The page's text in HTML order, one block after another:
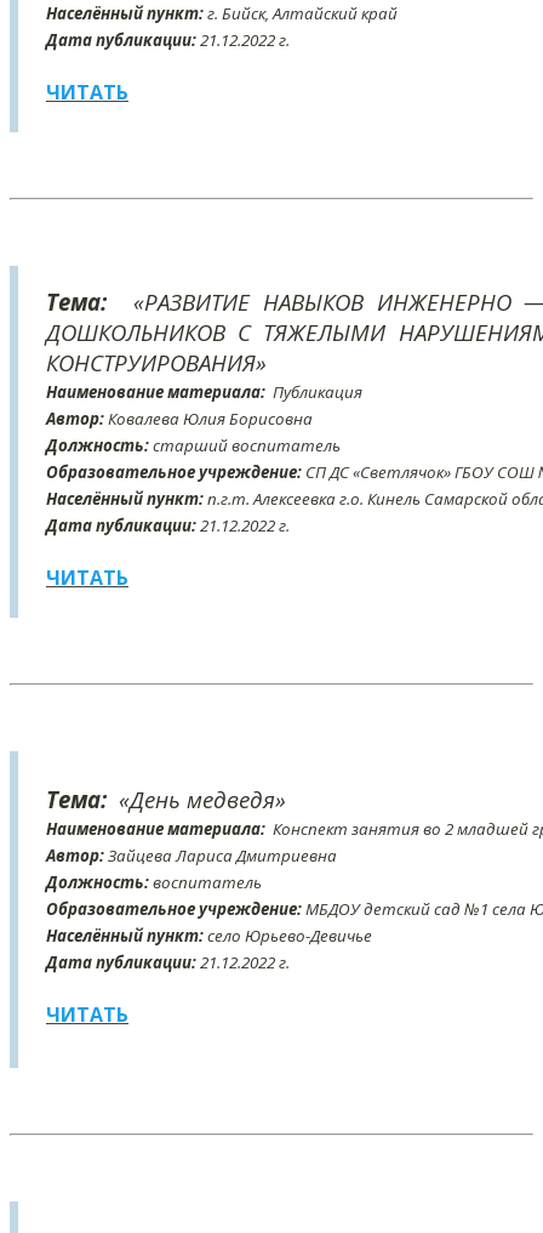
Населённый пункт:г. Бийск, Алтайский край
Дата публикации:21.12.2022 г.
ЧИТАТЬ
Тема:
«РАЗВИТИЕ НАВЫКОВ ИНЖЕНЕРНО
ДОШКОЛЬНИКОВ С ТЯЖЕЛЫМИ
КОНСТРУИРОВАНИЯ»
Наименование материала: Публикация
Автор:Ковалева Юлия Борисовна
Должность:старший воспитатель
Образовательное учреждение: СП ДС «Светлячок» ГБОУ СОШ
Населённый пункт:п.г.т. Алексеевка г.о. Кинель Самарской
Дата публикации:21.12.2022 г.
ЧИТАТЬ
Тема: «День медведя»
Наименование материала: Конспект занятия во 2 младшей
Автор:Зайцева Лариса Дмитриевна
Должность:воспитатель
Образовательное учреждение:МБДОУ детский сад №1 села
Населённый пункт:село Юрьево-Девичье
Дата публикации:21.12.2022 г.
ЧИТАТЬ